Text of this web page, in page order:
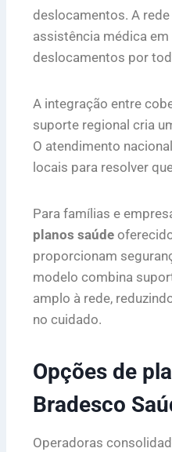
deslocamentos. A
assistência médica
deslocamentos por
A integração entre
suporte regional cria
O atendimento
locais para resolver
Para famílias e
planos saúde
proporcionam
modelo combina
amplo à rede,
no cuidado.
Opções de
Bradesco
Operadoras